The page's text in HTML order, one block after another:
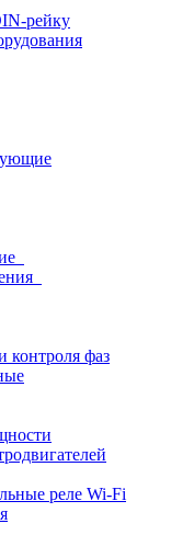
рейку
контроля фаз
реле Wi-Fi